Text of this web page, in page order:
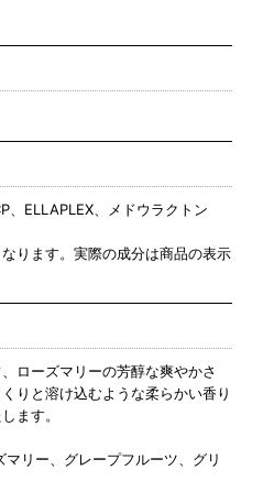
、ELLAPLEX、メドウラクトン
ります。実際の成分は商品の表示
ローズマリーの芳醇な爽やかさ
りと溶け込むような柔らかい香り
ます。
リー、グレープフルーツ、グリ